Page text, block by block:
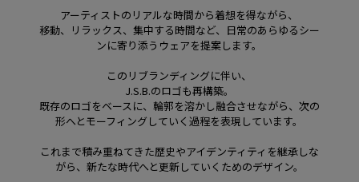
アーティストのリアルな時間から着想を得ながら、
移動、リラックス、集中する時間など、日常のあらゆるシー
ンに寄り添うウェアを提案します。
このリブランディングに伴い、
J.S.B.のロゴも再構築。
既存のロゴをベースに、輪郭を溶かし融合させながら、次の
形へとモーフィングしていく過程を表現しています。
これまで積み重ねてきた歴史やアイデンティティを継承しな
がら、新たな時代へと更新していくためのデザイン。